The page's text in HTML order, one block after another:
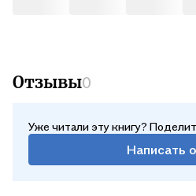
Отзывы0
Уже читали эту книгу?
Написать